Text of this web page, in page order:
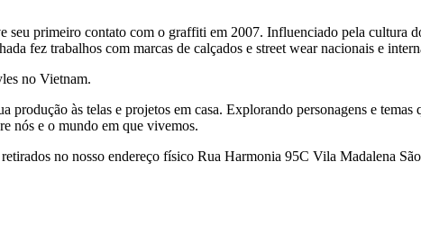
seu primeiro contato com o graffiti em 2007. Influenciado pela cultura
fez trabalhos com marcas de calçados e street wear nacionais e
no Vietnam.
às telas e projetos em casa. Explorando personagens e
nós e o mundo em que vivemos.
no nosso endereço físico Rua Harmonia 95C Vila Madalena